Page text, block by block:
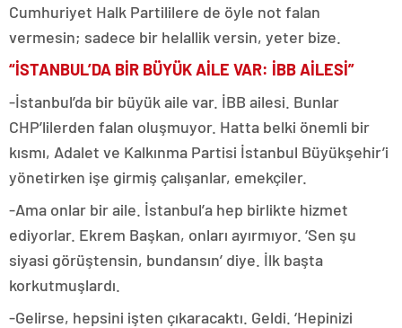
Cumhuriyet Halk Partililere de öyle not falan
vermesin; sadece bir helallik versin, yeter bize.
“İSTANBUL’DA BİR BÜYÜK AİLE VAR: İBB AİLESİ”
-İstanbul’da bir büyük aile var. İBB ailesi. Bunlar
CHP’lilerden falan oluşmuyor. Hatta belki önemli bir
kısmı, Adalet ve Kalkınma Partisi İstanbul Büyükşehir’i
yönetirken işe girmiş çalışanlar, emekçiler.
-Ama onlar bir aile. İstanbul’a hep birlikte hizmet
ediyorlar. Ekrem Başkan, onları ayırmıyor. ‘Sen şu
siyasi görüştensin, bundansın’ diye. İlk başta
korkutmuşlardı.
-Gelirse, hepsini işten çıkaracaktı. Geldi. ‘Hepinizi